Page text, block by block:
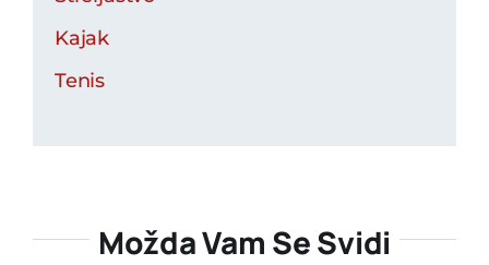
Kajak
Tenis
Možda Vam Se Svidi